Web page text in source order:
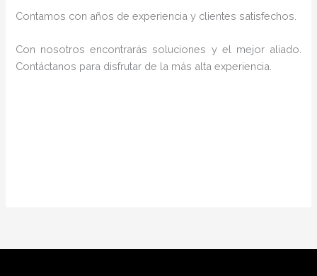
Contamos con años de experiencia y clientes satisfechos.
Con nosotros encontrarás soluciones y el mejor aliado.
Contáctanos para disfrutar de la más alta experiencia.